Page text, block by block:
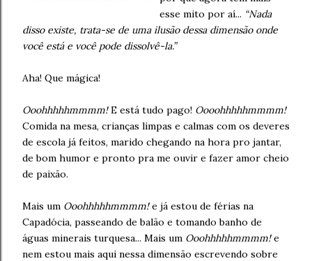
esse mito por aí... “Nada
disso existe, trata-se de uma ilusão dessa dimensão onde
você está e você pode dissolvê-la.”
Aha! Que mágica!
Ooohhhhhmmmm!E está tudo pago! Oooohhhhhmmmm!
Comida na mesa, crianças limpas e calmas com os deveres
de escola já feitos, marido chegando na hora pro jantar,
de bom humor e pronto pra me ouvir e fazer amor cheio
de paixão.
Mais um Ooohhhhhmmmm!e já estou de férias na
Capadócia, passeando de balão e tomando banho de
águas minerais turquesa... Mais um Ooohhhhhmmmm!e
nem estou mais aqui nessa dimensão escrevendo sobre